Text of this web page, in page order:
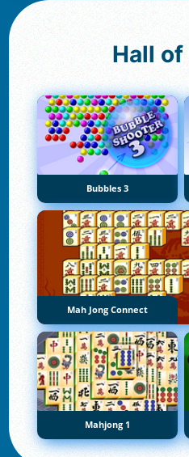
Hall of
Bubbles 3
Mah Jong Connect
Mahjong 1